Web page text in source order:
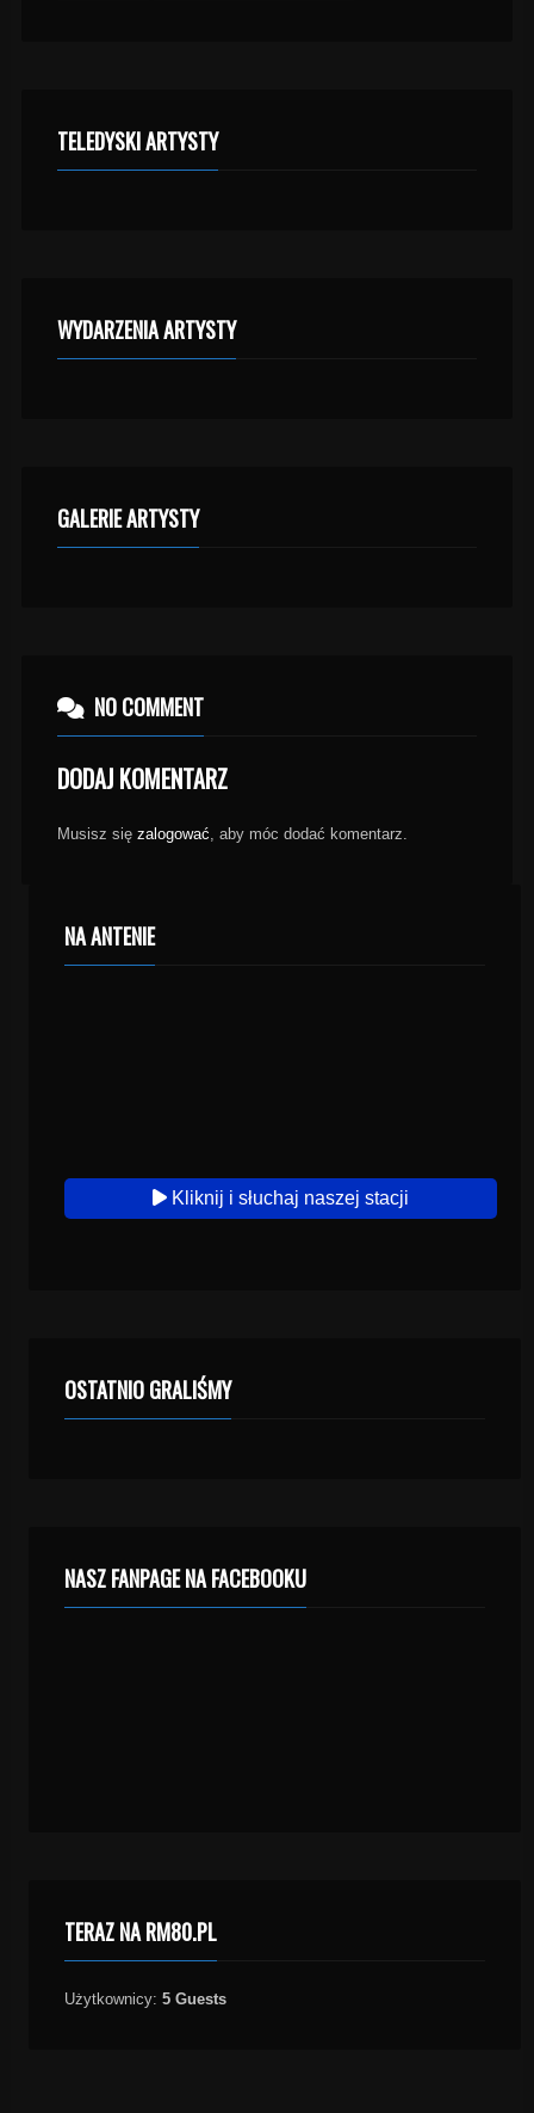
TELEDYSKI ARTYSTY
WYDARZENIA ARTYSTY
GALERIE ARTYSTY
NO COMMENT
DODAJ KOMENTARZ
Musisz się zalogować, aby móc dodać komentarz.
NA ANTENIE
Kliknij i słuchaj naszej stacji
OSTATNIO GRALIŚMY
NASZ FANPAGE NA FACEBOOKU
TERAZ NA RM80.PL
Użytkownicy: 5 Guests